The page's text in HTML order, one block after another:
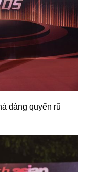
dáng quyến rũ